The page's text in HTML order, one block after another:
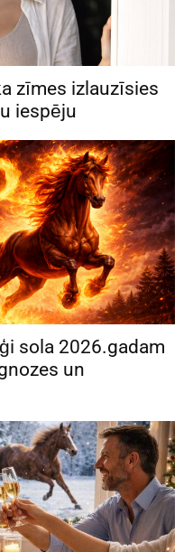
zīmes izlauzīsies
iespēju
sola 2026.gadam
un